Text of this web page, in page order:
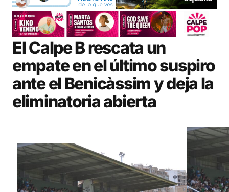
El Calpe B rescata un
empate en el último suspiro
ante el Benicàssim y deja la
eliminatoria abierta